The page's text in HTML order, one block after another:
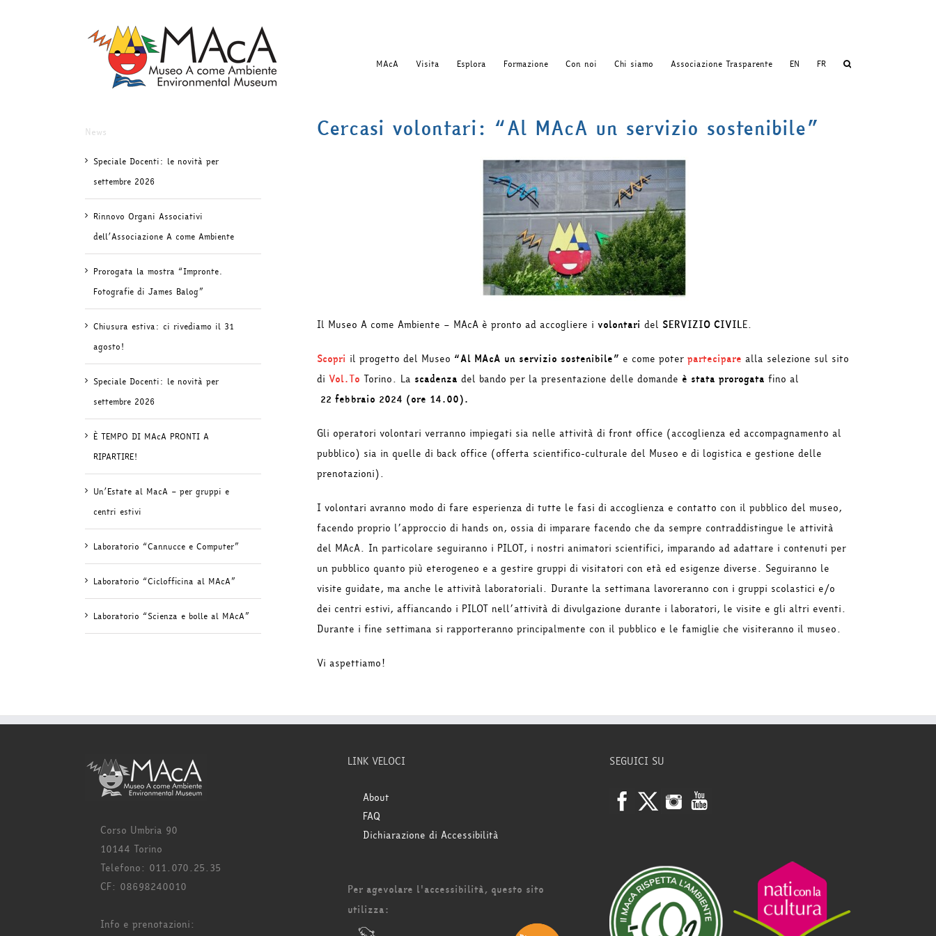
MAcA Visita Esplora Formazione Con noi Chi siamo Associazione Trasparente EN FR
Cercasi volontari: “Al MAcA un servizio sostenibile”
Il Museo A come Ambiente – MAcA è pronto ad accogliere i volontari del SERVIZIO CIVILE.
Scopri il progetto del Museo “Al MAcA un servizio sostenibile” e come poter partecipare alla selezione sul sito
di Vol.To Torino. La scadenza del bando per la presentazione delle domande è stata prorogata fino al
22 febbraio 2024 (ore 14.00).
Gli operatori volontari verranno impiegati sia nelle attività di front office (accoglienza ed accompagnamento al
pubblico) sia in quelle di back office (offerta scientifico-culturale del Museo e di logistica e gestione delle
prenotazioni).
I volontari avranno modo di fare esperienza di tutte le fasi di accoglienza e contatto con il pubblico del museo,
facendo proprio l’approccio di hands on, ossia di imparare facendo che da sempre contraddistingue le attività
del MAcA. In particolare seguiranno i PILOT, i nostri animatori scientifici, imparando ad adattare i contenuti per
un pubblico quanto più eterogeneo e a gestire gruppi di visitatori con età ed esigenze diverse. Seguiranno le
visite guidate, ma anche le attività laboratoriali. Durante la settimana lavoreranno con i gruppi scolastici e/o
dei centri estivi, affiancando i PILOT nell’attività di divulgazione durante i laboratori, le visite e gli altri eventi.
Durante i fine settimana si rapporteranno principalmente con il pubblico e le famiglie che visiteranno il museo.
Vi aspettiamo!
News
Speciale Docenti: le novità per
settembre 2026
Rinnovo Organi Associativi
dell’Associazione A come Ambiente
Prorogata la mostra “Impronte.
Fotografie di James Balog”
Chiusura estiva: ci rivediamo il 31
agosto!
Speciale Docenti: le novità per
settembre 2026
È TEMPO DI MAcA PRONTI A
RIPARTIRE!
Un’Estate al MacA – per gruppi e
centri estivi
Laboratorio “Cannucce e Computer”
Laboratorio “Ciclofficina al MAcA”
Laboratorio “Scienza e bolle al MAcA”
Corso Umbria 90
10144 Torino
Telefono: 011.070.25.35
CF: 08698240010
Info e prenotazioni:
LINK VELOCI
About
FAQ
Dichiarazione di Accessibilità
Per agevolare l'accessibilità, questo sito
utilizza:
SEGUICI SU